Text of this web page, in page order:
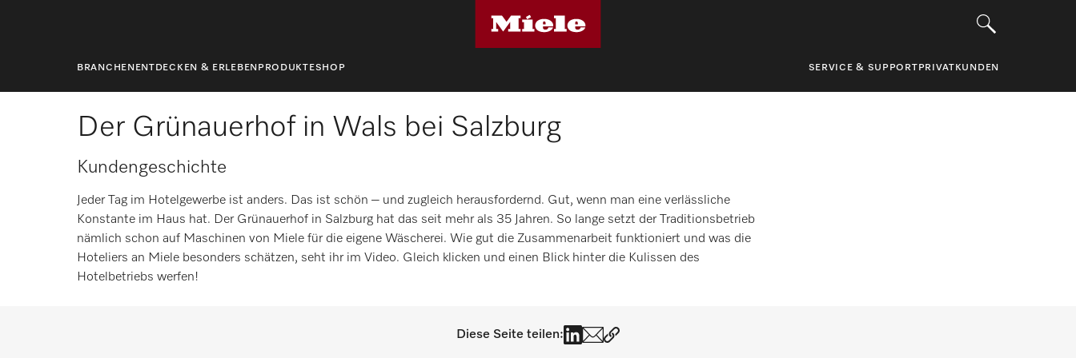
BRANCHEN ENTDECKEN & ERLEBEN PRODUKTESHOP SERVICE & SUPPORT PRIVATKUNDEN
Startseite Blog
Der Grünauerhof in Wals bei Salzburg
Kundengeschichte
Jeder Tag im Hotelgewerbe ist anders. Das ist schön – und zugleich herausfordernd. Gut, wenn man eine verlässliche
Konstante im Haus hat. Der Grünauerhof in Salzburg hat das seit mehr als 35 Jahren. So lange setzt der Traditionsbetrieb
nämlich schon auf Maschinen von Miele für die eigene Wäscherei. Wie gut die Zusammenarbeit funktioniert und was die
Hoteliers an Miele besonders schätzen, seht ihr im Video. Gleich klicken und einen Blick hinter die Kulissen des
Hotelbetriebs werfen!
Diese Seite teilen: